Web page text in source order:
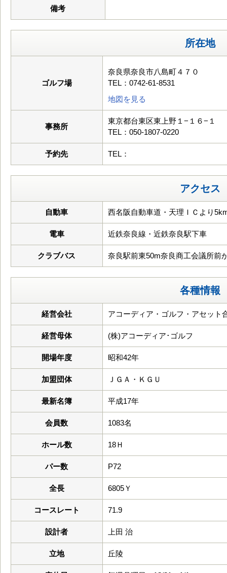
備考
所在地
ゴルフ場
奈良県奈良市八島町４７０
TEL：0742-61-8531
地図を見る
事務所
東京都台東区東上野１−１６−１
TEL：050-1807-0220
予約先 TEL：
アクセス
自動車 西名阪自動車道・天理ＩＣより
電車 近鉄奈良線・近鉄奈良駅下車
クラブバス 奈良駅前東50m奈良商工会議
各種情報
経営会社 アコーディア・ゴルフ・アセット
経営母体 (株)アコーディア･ゴルフ
開場年度 昭和42年
加盟団体 ＪＧＡ・ＫＧＵ
最新名簿 平成17年
会員数 1083名
ホール数 18Ｈ
パー数 P72
全長 6805Ｙ
コースレート 71.9
設計者 上田 治
立地 丘陵